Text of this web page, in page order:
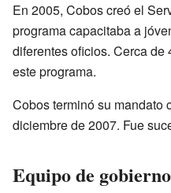
En 2005, Cobos creó el
programa capacitaba a
diferentes oficios. Cerca
este programa.
Cobos terminó su mandato
diciembre de 2007. Fue
Equipo de gobierno